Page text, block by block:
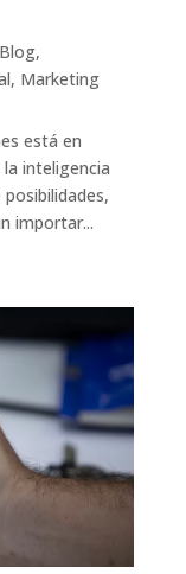
Blog,
, Marketing
está en
inteligencia
importar...